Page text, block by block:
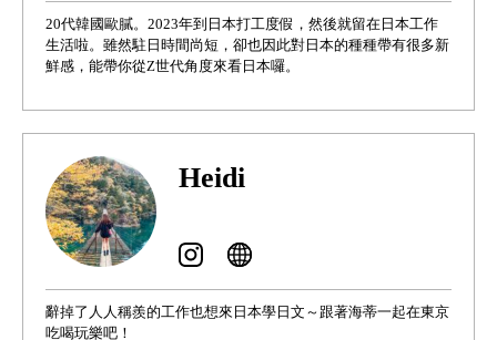
20代韓國歐膩。2023年到日本打工度假，然後就留在日本工作
生活啦。雖然駐日時間尚短，卻也因此對日本的種種帶有很多新
鮮感，能帶你從Z世代角度來看日本囉。
Heidi
辭掉了人人稱羨的工作也想來日本學日文～跟著海蒂一起在東京
吃喝玩樂吧！